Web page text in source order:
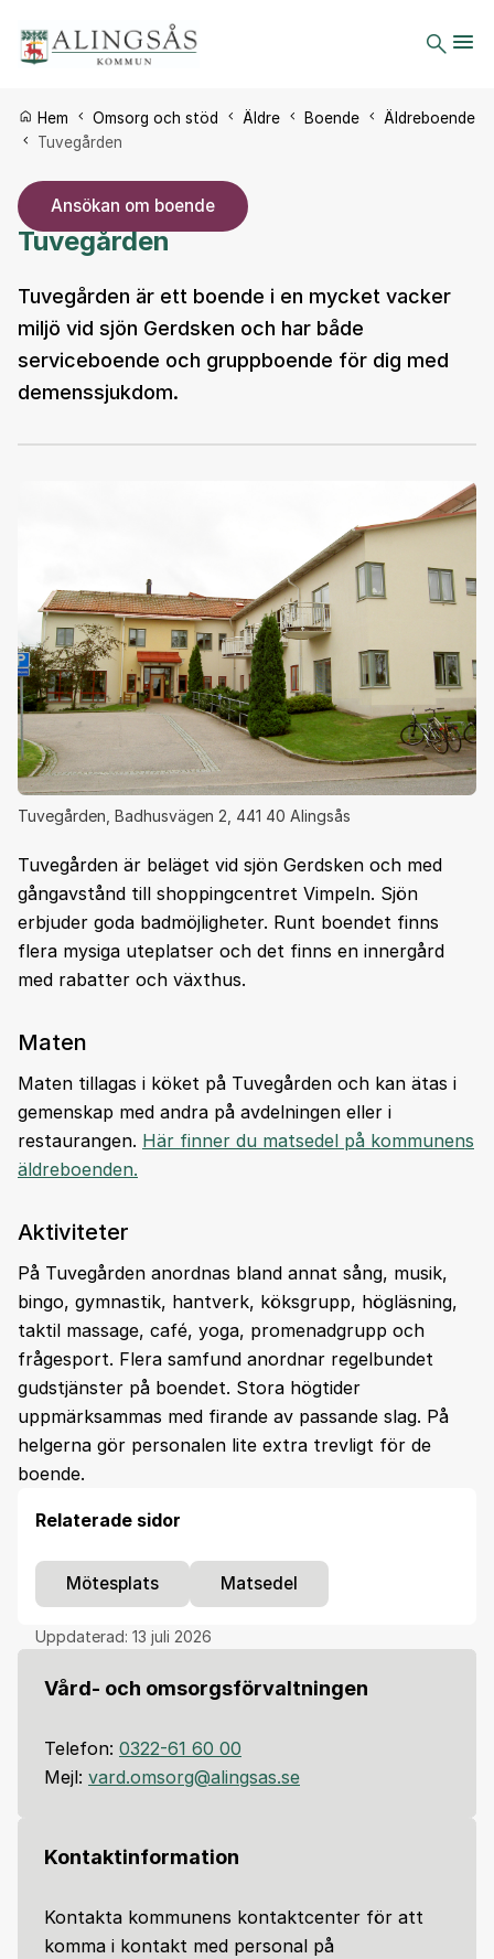
Du är här:
Hem Omsorg och stöd Äldre Boende
Äldreboende
Tuvegården
Ansökan om boende
Tuvegården
Tuvegården är ett boende i en mycket vacker
miljö vid sjön Gerdsken och har både
serviceboende och gruppboende för dig med
demenssjukdom.
Tuvegården, Badhusvägen 2, 441 40 Alingsås
Tuvegården är beläget vid sjön Gerdsken och med
gångavstånd till shoppingcentret Vimpeln. Sjön
erbjuder goda badmöjligheter. Runt boendet finns
flera mysiga uteplatser och det finns en innergård
med rabatter och växthus.
Maten
Maten tillagas i köket på Tuvegården och kan ätas i
gemenskap med andra på avdelningen eller i
restaurangen. Här finner du matsedel på kommunens
äldreboenden.
Aktiviteter
På Tuvegården anordnas bland annat sång, musik,
bingo, gymnastik, hantverk, köksgrupp, högläsning,
taktil massage, café, yoga, promenadgrupp och
frågesport. Flera samfund anordnar regelbundet
gudstjänster på boendet. Stora högtider
uppmärksammas med firande av passande slag. På
helgerna gör personalen lite extra trevligt för de
boende.
Relaterade sidor
Mötesplats Matsedel
Uppdaterad: 13 juli 2026
Vård- och omsorgsförvaltningen
Telefon: 0322-61 60 00
Mejl: vard.omsorg@alingsas.se
Kontaktinformation
Kontakta kommunens kontaktcenter för att
komma i kontakt med personal på